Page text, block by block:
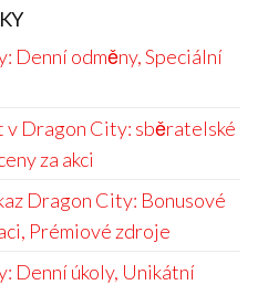
Denní odměny, Speciální
v Dragon City: sběratelské
za akci
Dragon City: Bonusové
Prémiové zdroje
Denní úkoly, Unikátní